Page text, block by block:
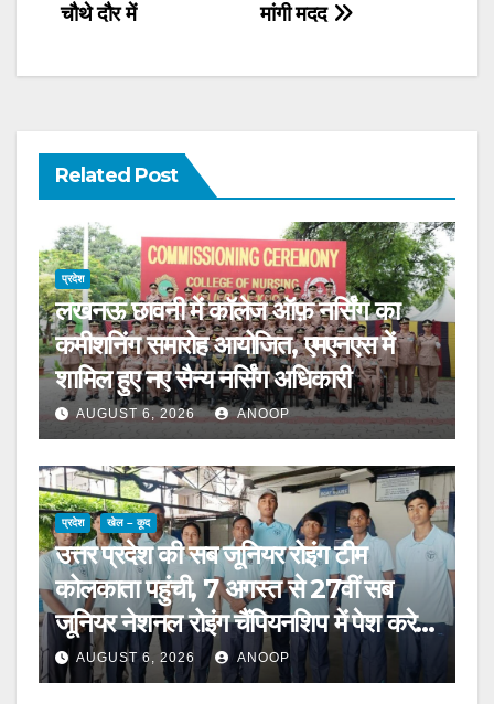
मांगी मदद
चौथे दौर में
Related Post
प्रदेश
लखनऊ छावनी में कॉलेज ऑफ़ नर्सिंग का
कमीशनिंग समारोह आयोजित, एमएनएस में
शामिल हुए नए सैन्य नर्सिंग अधिकारी
AUGUST 6, 2026 ANOOP
प्रदेश खेल – कूद
उत्तर प्रदेश की सब जूनियर रोइंग टीम
कोलकाता पहुंची, 7 अगस्त से 27वीं सब
जूनियर नेशनल रोइंग चैंपियनशिप में पेश करेगी
चुनौती
AUGUST 6, 2026 ANOOP